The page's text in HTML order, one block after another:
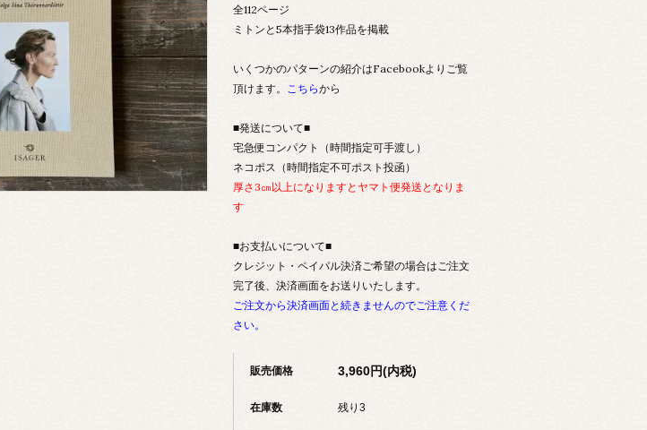
全112ページ
ミトンと5本指手袋13作品を掲載
いくつかのパターンの紹介はFacebookよりご覧
頂けます。 こちらから
■発送について■
宅急便コンパクト（時間指定可手渡し）
ネコポス（時間指定不可ポスト投函）
厚さ3㎝以上になりますとヤマト便発送となりま
す
■お支払いについて■
クレジット・ペイパル決済ご希望の場合はご注文
完了後、決済画面をお送りいたします。
ご注文から決済画面と続きませんのでご注意くだ
さい。
販売価格 3,960円(内税)
在庫数 残り3